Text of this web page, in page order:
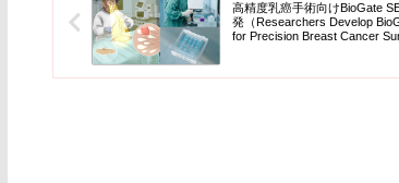
高精度乳癌手術向けBioGate
発（Researchers Develop
for Precision Breast Cancer